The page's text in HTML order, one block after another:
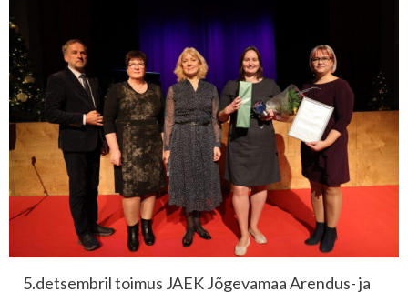
5.detsembril toimus JAEK Jõgevamaa Arendus- ja